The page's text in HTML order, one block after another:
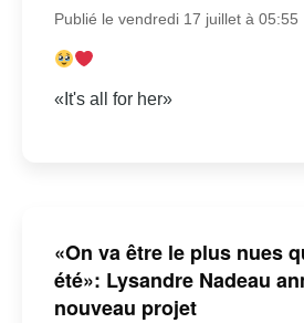
Publié le vendredi 17 juillet à 05:55
«It's all for her»
«On va être le plus nues
été»: Lysandre Nadeau
nouveau projet